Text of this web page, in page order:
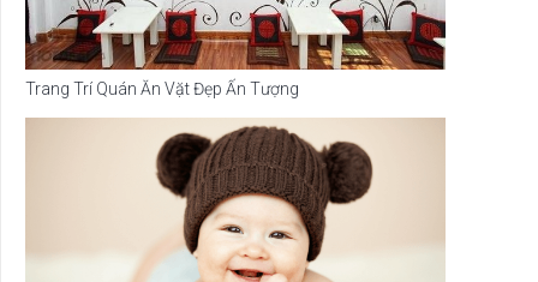
Trang Trí Quán Ăn Vặt Đẹp Ấn Tượng